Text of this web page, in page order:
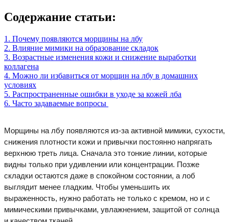
Содержание статьи:
1. Почему появляются морщины на лбу
2. Влияние мимики на образование складок
3. Возрастные изменения кожи и снижение выработки
коллагена
4. Можно ли избавиться от морщин на лбу в домашних
условиях
5. Распространенные ошибки в уходе за кожей лба
6. Часто задаваемые вопросы
Морщины на лбу появляются из-за активной мимики, сухости,
снижения плотности кожи и привычки постоянно напрягать
верхнюю треть лица. Сначала это тонкие линии, которые
видны только при удивлении или концентрации. Позже
складки остаются даже в спокойном состоянии, а лоб
выглядит менее гладким. Чтобы уменьшить их
выраженность, нужно работать не только с кремом, но и с
мимическими привычками, увлажнением, защитой от солнца